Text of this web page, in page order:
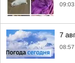
09:03
7
08:57